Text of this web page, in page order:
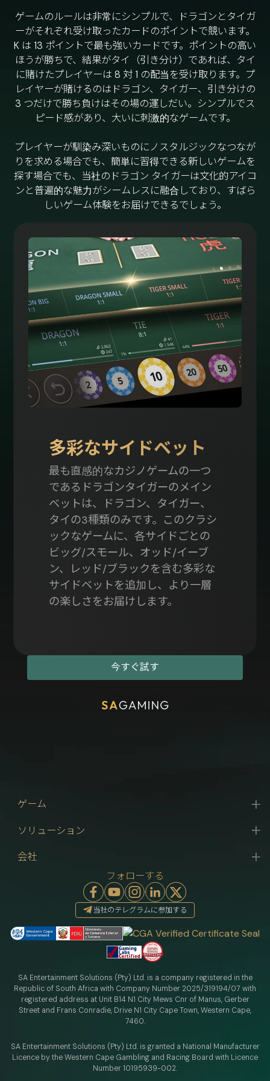
ゲームのルールは非常にシンプルで、ドラゴンとタイガ
ーがそれぞれ受け取ったカードのポイントで競います。
K は 13 ポイントで最も強いカードです。ポイントの高い
ほうが勝ちで、結果がタイ（引き分け）であれば、タイ
に賭けたプレイヤーは 8 対 1 の配当を受け取ります。プ
レイヤーが賭けるのはドラゴン、タイガー、引き分けの
3 つだけで勝ち負けはその場の運しだい。シンプルでス
ピード感があり、大いに刺激的なゲームです。
プレイヤーが馴染み深いものにノスタルジックなつなが
りを求める場合でも、簡単に習得できる新しいゲームを
探す場合でも、当社のドラゴン タイガーは文化的アイコ
ンと普遍的な魅力がシームレスに融合しており、すばら
しいゲーム体験をお届けできるでしょう。
多彩なサイドベット
最も直感的なカジノゲームの一つ
であるドラゴンタイガーのメイン
ベットは、ドラゴン、タイガー、
タイの3種類のみです。このクラシ
ックなゲームに、各サイドごとの
ビッグ/スモール、オッド/イーブ
ン、レッド/ブラックを含む多彩な
サイドベットを追加し、より一層
の楽しさをお届けします。
今すぐ試す
ゲーム
ソリューション
会社
フォローする
当社のテレグラムに参加する
SA Entertainment Solutions (Pty) Ltd. is a company registered in the
Republic of South Africa with Company Number 2025/319194/07 with
registered address at Unit B14 N1 City Mews Cnr of Manus, Gerber
Street and Frans Conradie, Drive N1 City Cape Town, Western Cape,
7460.
SA Entertainment Solutions (Pty) Ltd. is granted a National Manufacturer
Licence by the Western Cape Gambling and Racing Board with Licence
Number 10195939-002.